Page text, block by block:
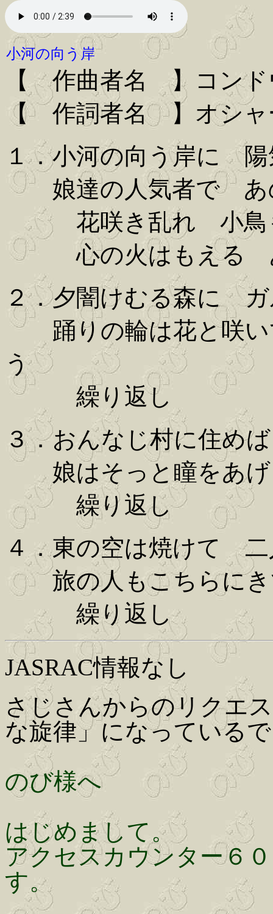
小河の向う岸
【 作曲者名 】コンド
【 作詞者名 】オシャ
１．小河の向う岸に
娘達の人気者で あ
花咲き乱れ 小鳥
心の火はもえる あ
２．夕闇けむる森に
踊りの輪は花と咲い
う
繰り返し
３．おんなじ村に住め
娘はそっと瞳をあげ
繰り返し
４．東の空は焼けて
旅の人もこちらにき
繰り返し
JASRAC情報なし
さじさんからのリクエ
な旋律」になっている
のび様へ
はじめまして。
アクセスカウンター６
す。